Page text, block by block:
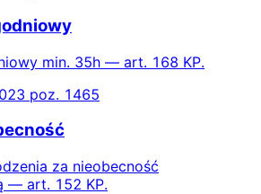
min. 35h — art. 168 KP.
poz. 1465
za nieobecność
— art. 152 KP.